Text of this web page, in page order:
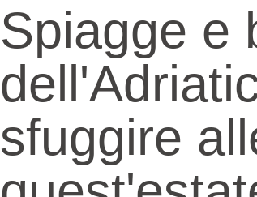
Spiagge e
sfuggire